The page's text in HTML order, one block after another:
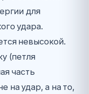
для
удара.
невысокой.
(петля
часть
на удар, а на то,